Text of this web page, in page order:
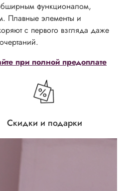
при полной предоплате
функционалом,
Плавные элементы и
с первого взгляда даже
Скидки и подарки